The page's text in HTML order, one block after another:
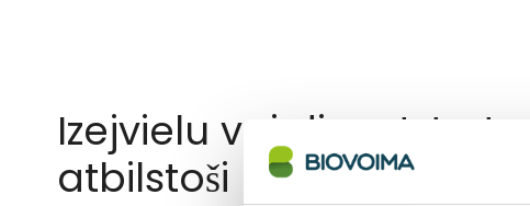
Izejvielu vai digestāta
atbilstoši prasībām